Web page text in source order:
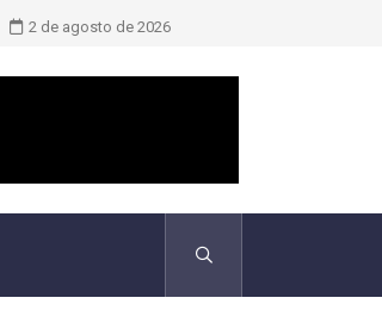
Pix já funciona em 8 países: veja
2 de agosto de 2026